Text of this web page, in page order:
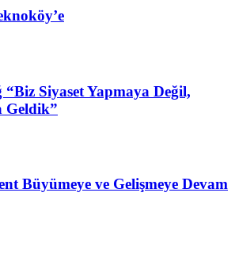
Siyaset Yapmaya Değil,
Geldik”
Büyümeye ve Gelişmeye Devam